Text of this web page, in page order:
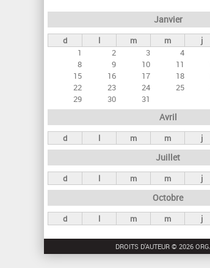
e
t
s
n
c
i
p
a
x
Janvier
d l m m j
1
2 3 4
8
9 10 11
15
16 17 18
22
23 24 25
29
30 31
Avril
d l m m j
Juillet
d l m m j
Octobre
d l m m j
DROITS D'AUTEUR © 2026